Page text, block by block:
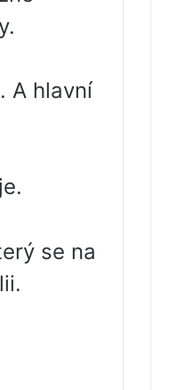
A hlavní
se na